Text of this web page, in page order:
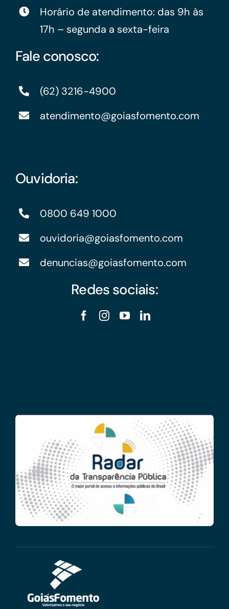
Horário de atendimento: das 9h às
17h – segunda a sexta-feira
Fale conosco:
(62) 3216-4900
atendimento@goiasfomento.com
Ouvidoria:
0800 649 1000
ouvidoria@goiasfomento.com
denuncias@goiasfomento.com
Redes sociais: